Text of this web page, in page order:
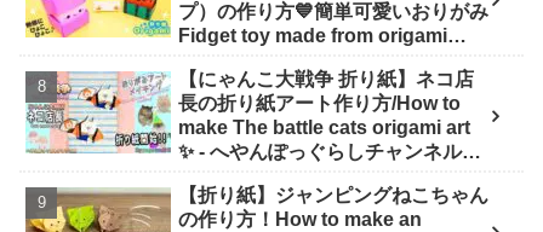
プ）の作り方💙簡単可愛いおりがみ
Fidget toy made from origami
SodaCatOrigami 楽しい折り紙♪
【にゃんこ大戦争 折り紙】ネコ店
長の折り紙アート作り方/How to
make The battle cats origami art
✨️ - へやんぽっぐらしチャンネル
character origami)】
【折り紙】ジャンピングねこちゃん
の作り方！How to make an